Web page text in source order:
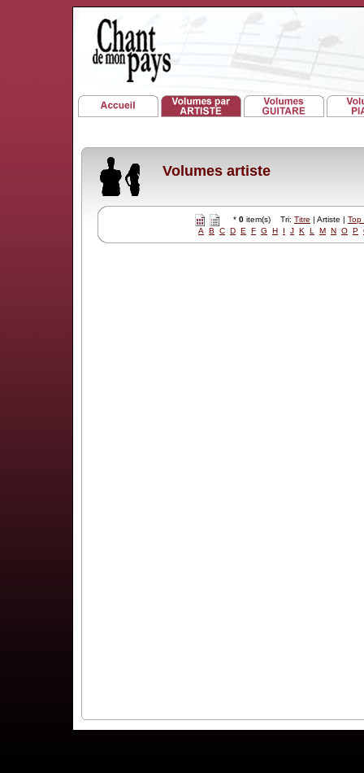
Volumes artiste
* 0 item(s) Tri: Titre | Artiste | Top
A
B C D E F G H I J K L M N O P